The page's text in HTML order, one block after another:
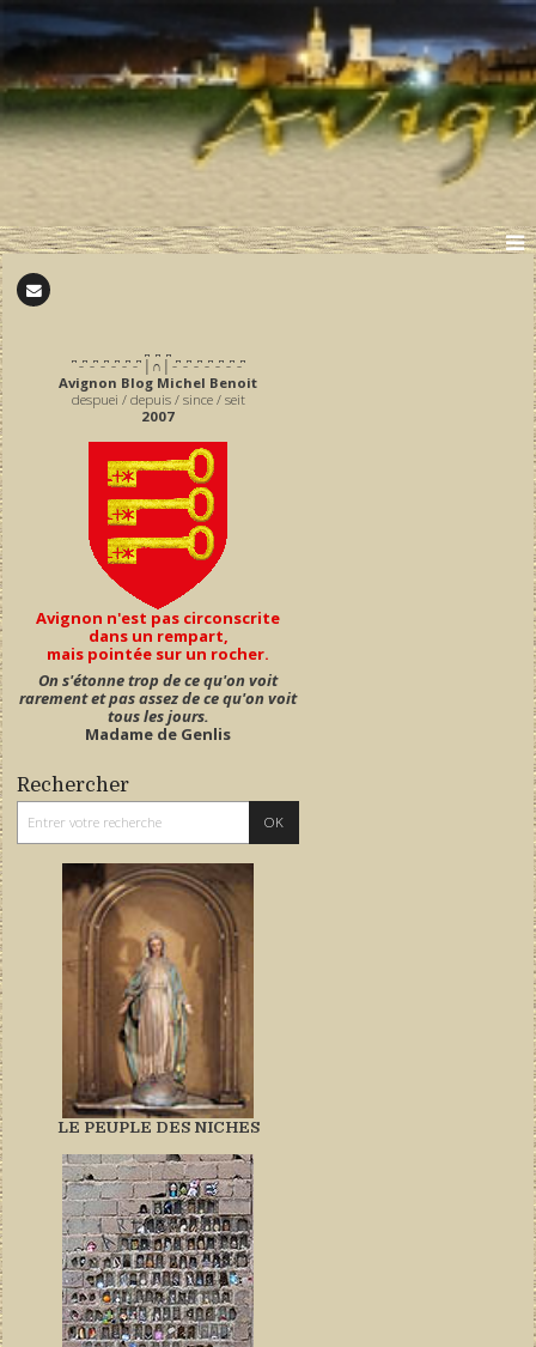
͆ ̵ ͆ ̵ ͆ ̵ ͆ ̵ ͆ ̵ ͆ ̵ ͆ │∩│ ̵ ͆ ̵ ͆ ̵ ͆ ̵ ͆ ̵ ͆ ̵ ͆ ̵ ͆
Avignon Blog Michel Benoit
despuei / depuis / since / seit
2007
Avignon n'est pas circonscrite
dans un rempart,
mais pointée sur un rocher.
On s'étonne trop de ce qu'on voit
rarement et pas assez de ce qu'on voit
tous les jours.
Madame de Genlis
Rechercher
LE PEUPLE DES NICHES